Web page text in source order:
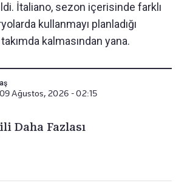
İtaliano, sezon içerisinde farklı
kullanmayı planladığı
kalmasından yana.
09 Ağustos, 2026 - 02:15
Daha Fazlası